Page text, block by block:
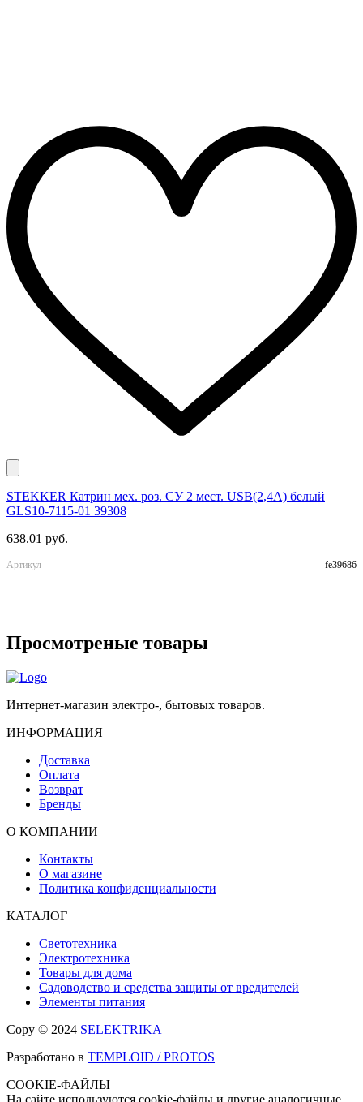
STEKKER Катрин мех. роз. СУ 2 мест. USB(2,4А) белый
GLS10-7115-01 39308
638.01 руб.
Артикул fe39686
Просмотреные товары
Интернет-магазин электро-, бытовых товаров.
ИНФОРМАЦИЯ
Доставка
Оплата
Возврат
Бренды
О КОМПАНИИ
Контакты
О магазине
Политика конфиденциальности
КАТАЛОГ
Светотехника
Электротехника
Товары для дома
Садоводство и средства защиты от вредителей
Элементы питания
Copy © 2024 SELEKTRIKA
Разработано в TEMPLOID / PROTOS
COOKIE-ФАЙЛЫ